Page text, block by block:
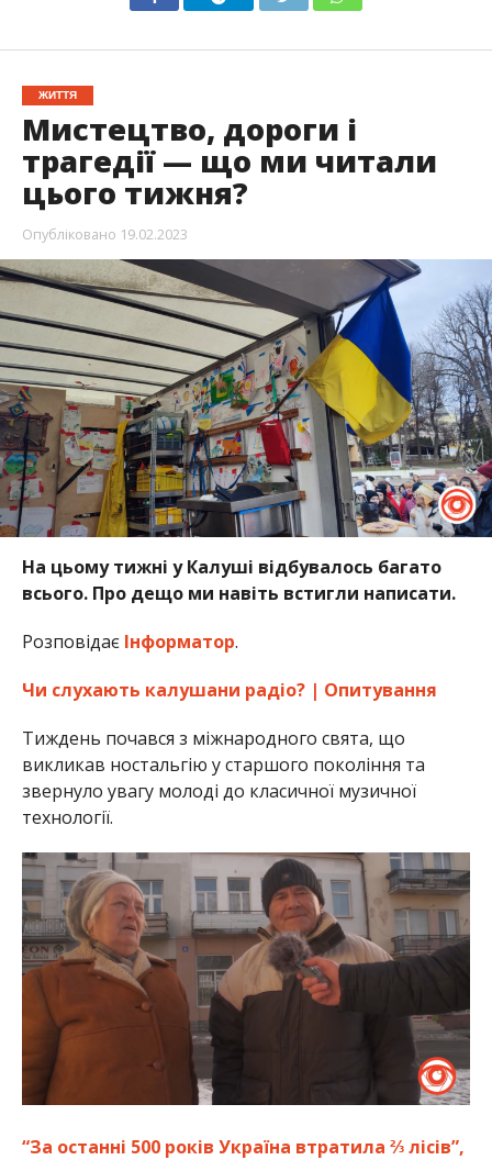
ЖИТТЯ
Мистецтво, дороги і
трагедії — що ми читали
цього тижня?
Опубліковано 19.02.2023
На цьому тижні у Калуші відбувалось багато
всього. Про дещо ми навіть встигли написати.
Розповідає Інформатор.
Чи слухають калушани радіо? | Опитування
Тиждень почався з міжнародного свята, що
викликав ностальгію у старшого покоління та
звернуло увагу молоді до класичної музичної
технології.
“За останні 500 років Україна втратила ⅔ лісів”,